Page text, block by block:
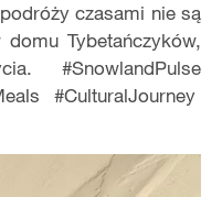
czasami nie są
Tybetańczyków,
#SnowlandPulse
#CulturalJourney